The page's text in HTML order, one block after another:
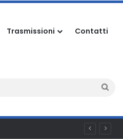
Trasmissioni Contatti